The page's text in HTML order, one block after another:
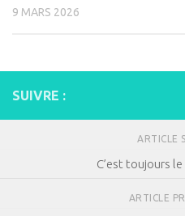
9 MARS 2026
SUIVRE :
ARTICLE
C’est toujours
ARTICLE